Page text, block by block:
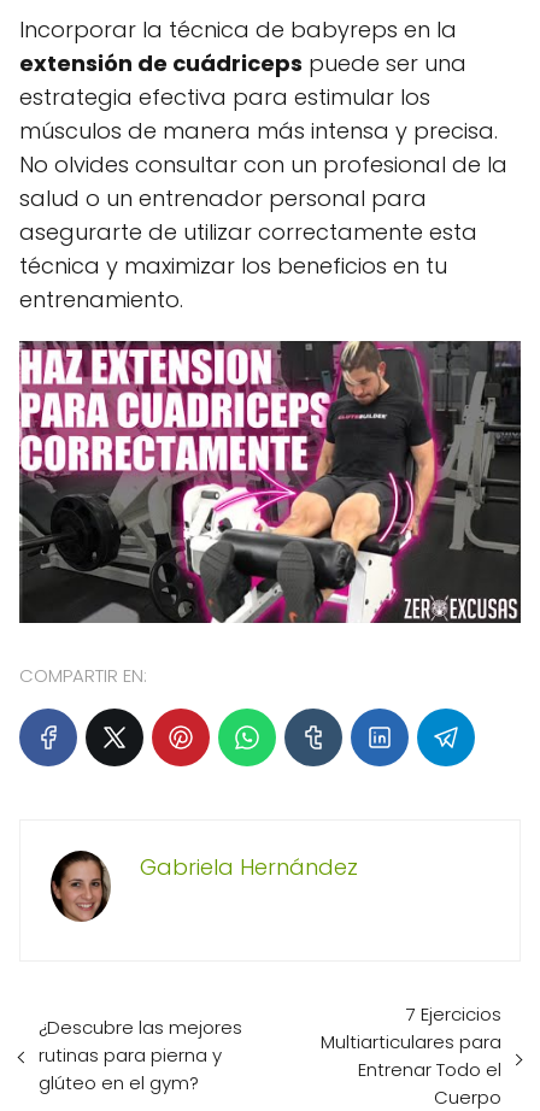
Incorporar la técnica de babyreps en la
extensión de cuádriceps puede ser una
estrategia efectiva para estimular los
músculos de manera más intensa y precisa.
No olvides consultar con un profesional de la
salud o un entrenador personal para
asegurarte de utilizar correctamente esta
técnica y maximizar los beneficios en tu
entrenamiento.
COMPARTIR EN:
Gabriela Hernández
¿Descubre las mejores
rutinas para pierna y
glúteo en el gym?
7 Ejercicios
Multiarticulares para
Entrenar Todo el
Cuerpo